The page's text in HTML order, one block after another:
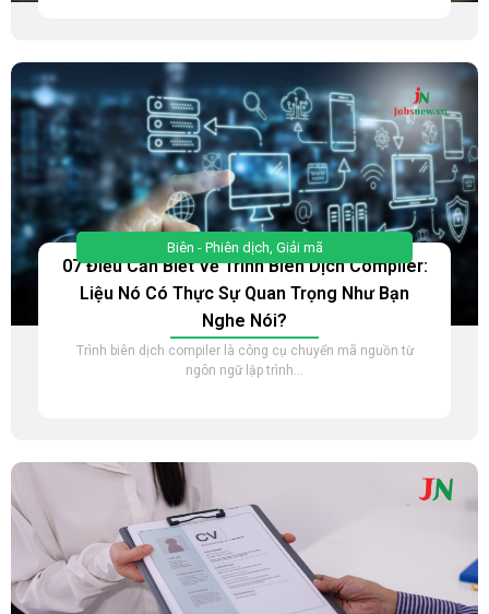
Biên - Phiên dịch Giải mã
07 Điều Cần Biết Về Trình Biên Dịch Compiler:
Liệu Nó Có Thực Sự Quan Trọng Như Bạn
Nghe Nói?
Trình biên dịch compiler là công cụ chuyển mã nguồn từ
ngôn ngữ lập trình...